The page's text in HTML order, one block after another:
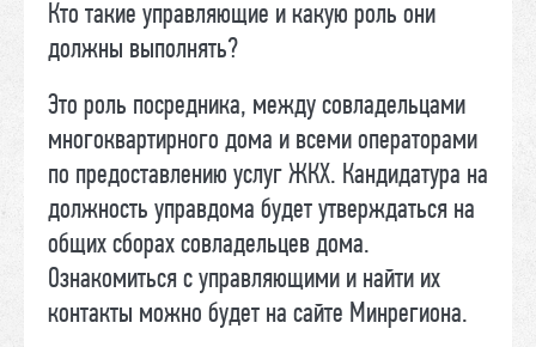
Кто такие управляющие и какую роль они
должны выполнять?
Это роль посредника, между совладельцами
многоквартирного дома и всеми операторами
по предоставлению услуг ЖКХ. Кандидатура на
должность управдома будет утверждаться на
общих сборах совладельцев дома.
Ознакомиться с управляющими и найти их
контакты можно будет на сайте Минрегиона.